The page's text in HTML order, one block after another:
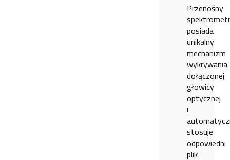
Przenośny
spektrometr
posiada
unikalny
mechanizm
wykrywania
dołączonej
głowicy
optycznej
i
stosuje
odpowiedni
plik